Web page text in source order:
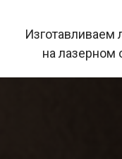
Изготавливаем
на лазерном